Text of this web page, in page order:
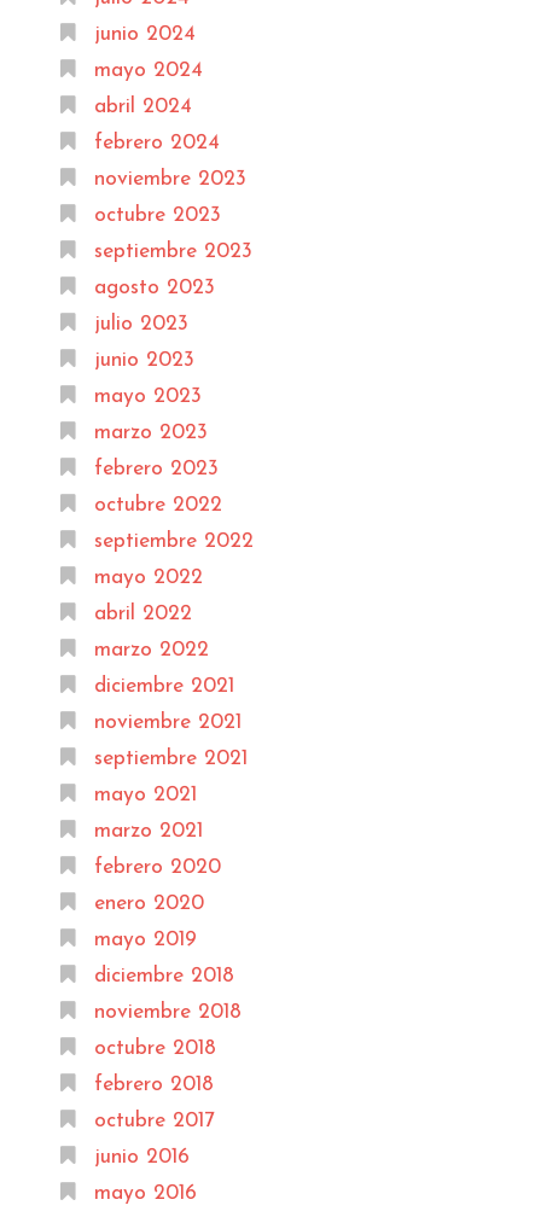
junio 2024
mayo 2024
abril 2024
febrero 2024
noviembre 2023
octubre 2023
septiembre 2023
agosto 2023
julio 2023
junio 2023
mayo 2023
marzo 2023
febrero 2023
octubre 2022
septiembre 2022
mayo 2022
abril 2022
marzo 2022
diciembre 2021
noviembre 2021
septiembre 2021
mayo 2021
marzo 2021
febrero 2020
enero 2020
mayo 2019
diciembre 2018
noviembre 2018
octubre 2018
febrero 2018
octubre 2017
junio 2016
mayo 2016